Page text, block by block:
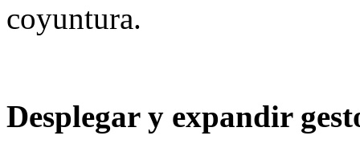
coyuntura.
Desplegar y expandir